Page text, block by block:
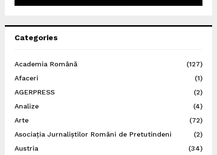
Categories
Academia Română
(127)
Afaceri
(1)
AGERPRESS
(2)
Analize
(4)
Arte
(72)
Asociația Jurnaliștilor Români de Pretutindeni
(2)
Austria
(34)